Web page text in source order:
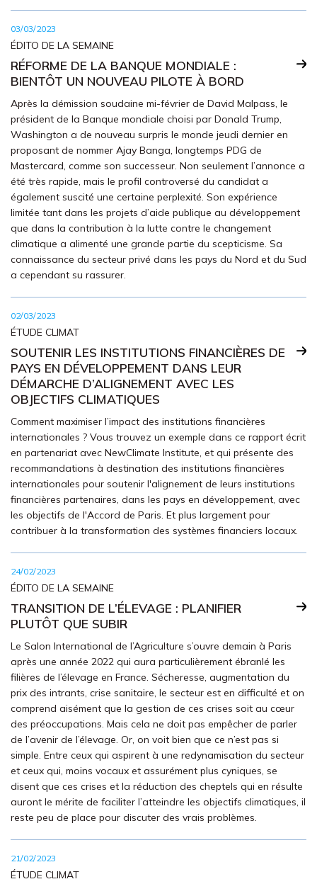
03/03/2023
ÉDITO DE LA SEMAINE
RÉFORME DE LA BANQUE MONDIALE :
BIENTÔT UN NOUVEAU PILOTE À BORD
Après la démission soudaine mi-février de David Malpass, le
président de la Banque mondiale choisi par Donald Trump,
Washington a de nouveau surpris le monde jeudi dernier en
proposant de nommer Ajay Banga, longtemps PDG de
Mastercard, comme son successeur. Non seulement l’annonce a
été très rapide, mais le profil controversé du candidat a
également suscité une certaine perplexité. Son expérience
limitée tant dans les projets d’aide publique au développement
que dans la contribution à la lutte contre le changement
climatique a alimenté une grande partie du scepticisme. Sa
connaissance du secteur privé dans les pays du Nord et du Sud
a cependant su rassurer.
02/03/2023
ÉTUDE CLIMAT
SOUTENIR LES INSTITUTIONS FINANCIÈRES DE
PAYS EN DÉVELOPPEMENT DANS LEUR
DÉMARCHE D’ALIGNEMENT AVEC LES
OBJECTIFS CLIMATIQUES
Comment maximiser l’impact des institutions financières
internationales ? Vous trouvez un exemple dans ce rapport écrit
en partenariat avec NewClimate Institute, et qui présente des
recommandations à destination des institutions financières
internationales pour soutenir l'alignement de leurs institutions
financières partenaires, dans les pays en développement, avec
les objectifs de l'Accord de Paris. Et plus largement pour
contribuer à la transformation des systèmes financiers locaux.
24/02/2023
ÉDITO DE LA SEMAINE
TRANSITION DE L’ÉLEVAGE : PLANIFIER
PLUTÔT QUE SUBIR
Le Salon International de l’Agriculture s’ouvre demain à Paris
après une année 2022 qui aura particulièrement ébranlé les
filières de l’élevage en France. Sécheresse, augmentation du
prix des intrants, crise sanitaire, le secteur est en difficulté et on
comprend aisément que la gestion de ces crises soit au cœur
des préoccupations. Mais cela ne doit pas empêcher de parler
de l’avenir de l’élevage. Or, on voit bien que ce n’est pas si
simple. Entre ceux qui aspirent à une redynamisation du secteur
et ceux qui, moins vocaux et assurément plus cyniques, se
disent que ces crises et la réduction des cheptels qui en résulte
auront le mérite de faciliter l’atteindre les objectifs climatiques, il
reste peu de place pour discuter des vrais problèmes.
21/02/2023
ÉTUDE CLIMAT